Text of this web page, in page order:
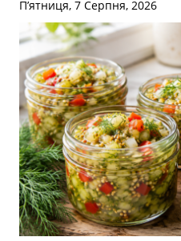
П’ятниця, 7 Серпня, 2026